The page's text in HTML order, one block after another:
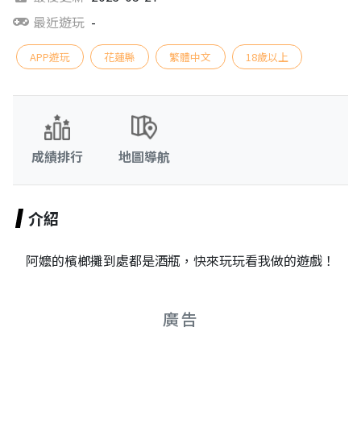
最近遊玩 -
APP遊玩 花蓮縣 繁體中文 18歲以上
成績排行 地圖導航
介紹
阿嬤的檳榔攤到處都是酒瓶，快來玩玩看我做的遊戲！
廣告